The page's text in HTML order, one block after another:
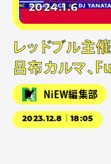
2024.1.6
レッドブル主
呂布カルマ、
NiEW編集部
2023.12.8｜18:05